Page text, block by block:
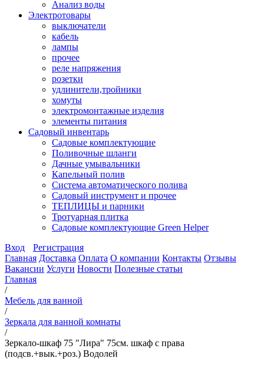
Анализ воды
Электротовары
выключатели
кабель
лампы
прочее
реле напряжения
розетки
удлинители,тройники
хомуты
электромонтажные изделия
элементы питания
Садовый инвентарь
Садовые комплектующие
Поливочные шланги
Дачные умывальники
Капельный полив
Система автоматического полива
Садовый инструмент и прочее
ТЕПЛИЦЫ и парники
Тротуарная плитка
Садовые комплектующие Green Helper
Вход
Регистрация
Главная Доставка Оплата О компании Контакты Отзывы
Вакансии Услуги Новости Полезные статьи
Главная
/
Мебель для ванной
/
Зеркала для ванной комнаты
/
Зеркало-шкаф 75 "Лира" 75см. шкаф с права
(подсв.+вык.+роз.) Водолей